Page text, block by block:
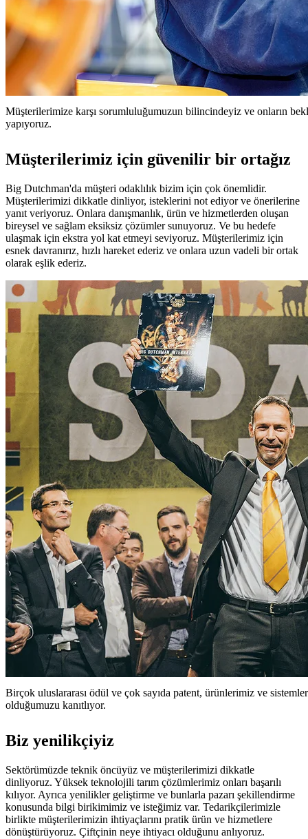
Müşterilerimize karşı sorumluluğumuzun bilincindeyiz ve onların
yapıyoruz.
Müşterilerimiz için güvenilir bir ortağız
Big Dutchman'da müşteri odaklılık bizim için çok önemlidir.
Müşterilerimizi dikkatle dinliyor, isteklerini not ediyor ve önerilerine
yanıt veriyoruz. Onlara danışmanlık, ürün ve hizmetlerden oluşan
bireysel ve sağlam eksiksiz çözümler sunuyoruz. Ve bu hedefe
ulaşmak için ekstra yol kat etmeyi seviyoruz. Müşterilerimiz için
esnek davranırız, hızlı hareket ederiz ve onlara uzun vadeli bir ortak
olarak eşlik ederiz.
Birçok uluslararası ödül ve çok sayıda patent, ürünlerimiz ve
olduğumuzu kanıtlıyor.
Biz yenilikçiyiz
Sektörümüzde teknik öncüyüz ve müşterilerimizi dikkatle
dinliyoruz. Yüksek teknolojili tarım çözümlerimiz onları başarılı
kılıyor. Ayrıca yenilikler geliştirme ve bunlarla pazarı şekillendirme
konusunda bilgi birikimimiz ve isteğimiz var. Tedarikçilerimizle
birlikte müşterilerimizin ihtiyaçlarını pratik ürün ve hizmetlere
dönüştürüyoruz. Çiftçinin neye ihtiyacı olduğunu anlıyoruz.